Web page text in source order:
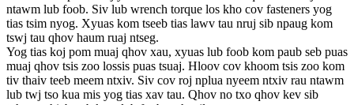
ntawm lub foob. Siv lub wrench torque los kho cov fasteners yog
tias tsim nyog. Xyuas kom tseeb tias lawv tau nruj sib npaug kom
tswj tau qhov haum ruaj ntseg.
Yog tias koj pom muaj qhov xau, xyuas lub foob kom paub seb puas
muaj qhov tsis zoo lossis puas tsuaj. Hloov cov khoom tsis zoo kom
tiv thaiv teeb meem ntxiv. Siv cov roj nplua nyeem ntxiv rau ntawm
lub twj tso kua mis yog tias xav tau. Qhov no txo ​​qhov kev sib